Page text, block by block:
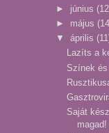
► június
► május
▼ április
Lazíts a
Színek
Saját